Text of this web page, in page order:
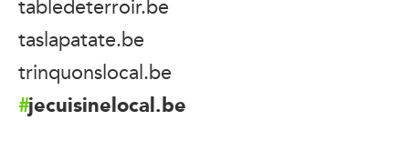
taslapatate.be
trinquonslocal.be
jecuisinelocal.be